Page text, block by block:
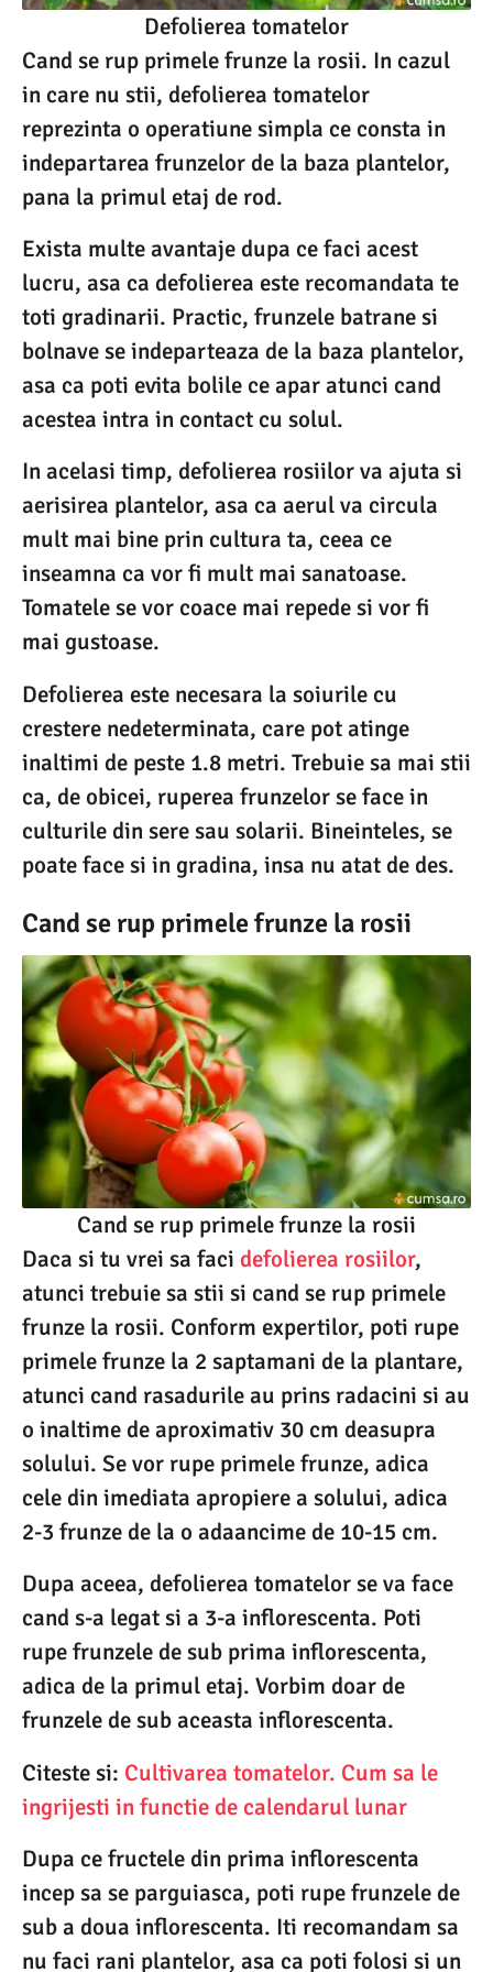
Defolierea tomatelor
Cand se rup primele frunze la rosii. In cazul
in care nu stii, defolierea tomatelor
reprezinta o operatiune simpla ce consta in
indepartarea frunzelor de la baza plantelor,
pana la primul etaj de rod.
Exista multe avantaje dupa ce faci acest
lucru, asa ca defolierea este recomandata te
toti gradinarii. Practic, frunzele batrane si
bolnave se indeparteaza de la baza plantelor,
asa ca poti evita bolile ce apar atunci cand
acestea intra in contact cu solul.
In acelasi timp, defolierea rosiilor va ajuta si
aerisirea plantelor, asa ca aerul va circula
mult mai bine prin cultura ta, ceea ce
inseamna ca vor fi mult mai sanatoase.
Tomatele se vor coace mai repede si vor fi
mai gustoase.
Defolierea este necesara la soiurile cu
crestere nedeterminata, care pot atinge
inaltimi de peste 1.8 metri. Trebuie sa mai stii
ca, de obicei, ruperea frunzelor se face in
culturile din sere sau solarii. Bineinteles, se
poate face si in gradina, insa nu atat de des.
Cand se rup primele frunze la rosii
Cand se rup primele frunze la rosii
Daca si tu vrei sa faci defolierea rosiilor,
atunci trebuie sa stii si cand se rup primele
frunze la rosii. Conform expertilor, poti rupe
primele frunze la 2 saptamani de la plantare,
atunci cand rasadurile au prins radacini si au
o inaltime de aproximativ 30 cm deasupra
solului. Se vor rupe primele frunze, adica
cele din imediata apropiere a solului, adica
2-3 frunze de la o adaancime de 10-15 cm.
Dupa aceea, defolierea tomatelor se va face
cand s-a legat si a 3-a inflorescenta. Poti
rupe frunzele de sub prima inflorescenta,
adica de la primul etaj. Vorbim doar de
frunzele de sub aceasta inflorescenta.
Citeste si: Cultivarea tomatelor. Cum sa le
ingrijesti in functie de calendarul lunar
Dupa ce fructele din prima inflorescenta
incep sa se parguiasca, poti rupe frunzele de
sub a doua inflorescenta. Iti recomandam sa
nu faci rani plantelor, asa ca poti folosi si un